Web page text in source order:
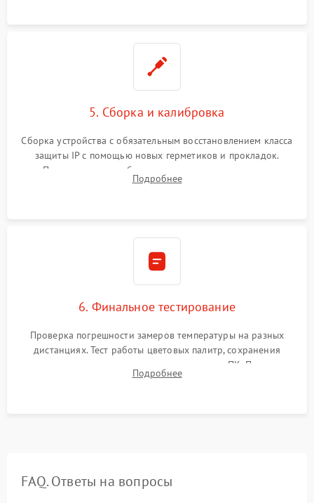
5. Сборка и калибровка
Сборка устройства с обязательным восстановлением класса
защиты IP с помощью новых герметиков и прокладок.
Программная калибровка матрицы по эталонному
абсолютно черному телу для точного измерения температур.
Подробнее
6. Финальное тестирование
Проверка погрешности замеров температуры на разных
дистанциях. Тест работы цветовых палитр, сохранения
термограмм в память и передачи данных на ПК. Проверка
автономности работы и итоговый контроль качества.
Подробнее
FAQ. Ответы на вопросы